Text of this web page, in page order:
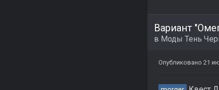
Вариант
в Моды Тень
Опубликовано 21